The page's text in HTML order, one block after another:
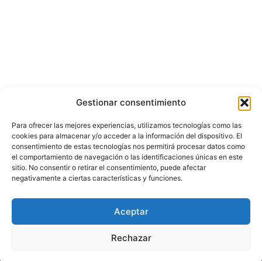
Gestionar consentimiento
Para ofrecer las mejores experiencias, utilizamos tecnologías como las
cookies para almacenar y/o acceder a la información del dispositivo. El
consentimiento de estas tecnologías nos permitirá procesar datos como
el comportamiento de navegación o las identificaciones únicas en este
sitio. No consentir o retirar el consentimiento, puede afectar
negativamente a ciertas características y funciones.
Aceptar
Rechazar
Internacional